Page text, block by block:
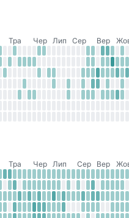
Тра Чер Лип Сер Вер
Тра Чер Лип Сер Вер